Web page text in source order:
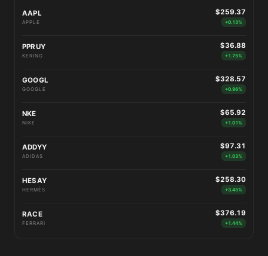
AAPL
APPLE
$259.37
+0.13%
PPRUY
KERING
$36.88
+1.75%
GOOGL
GOOGLE
$328.57
+0.96%
NKE
NIKE
$65.92
+1.01%
ADDYY
ADIDAS
$97.31
+1.03%
HESAY
HERMÈS
$258.30
+3.45%
RACE
FERRARI
$376.19
+1.44%